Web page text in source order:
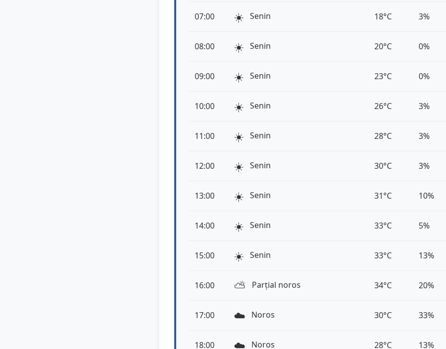
07:00 ☀️ Senin 18°C 3%
08:00 ☀️ Senin 20°C 0%
09:00 ☀️ Senin 23°C 0%
10:00 ☀️ Senin 26°C 3%
11:00 ☀️ Senin 28°C 3%
12:00 ☀️ Senin 30°C 3%
13:00 ☀️ Senin 31°C 10%
14:00 ☀️ Senin 33°C 5%
15:00 ☀️ Senin 33°C 13%
16:00 ⛅️ Parțial noros 34°C 20%
17:00 ☁️ Noros 30°C 33%
18:00 ☁️ Noros 28°C 13%